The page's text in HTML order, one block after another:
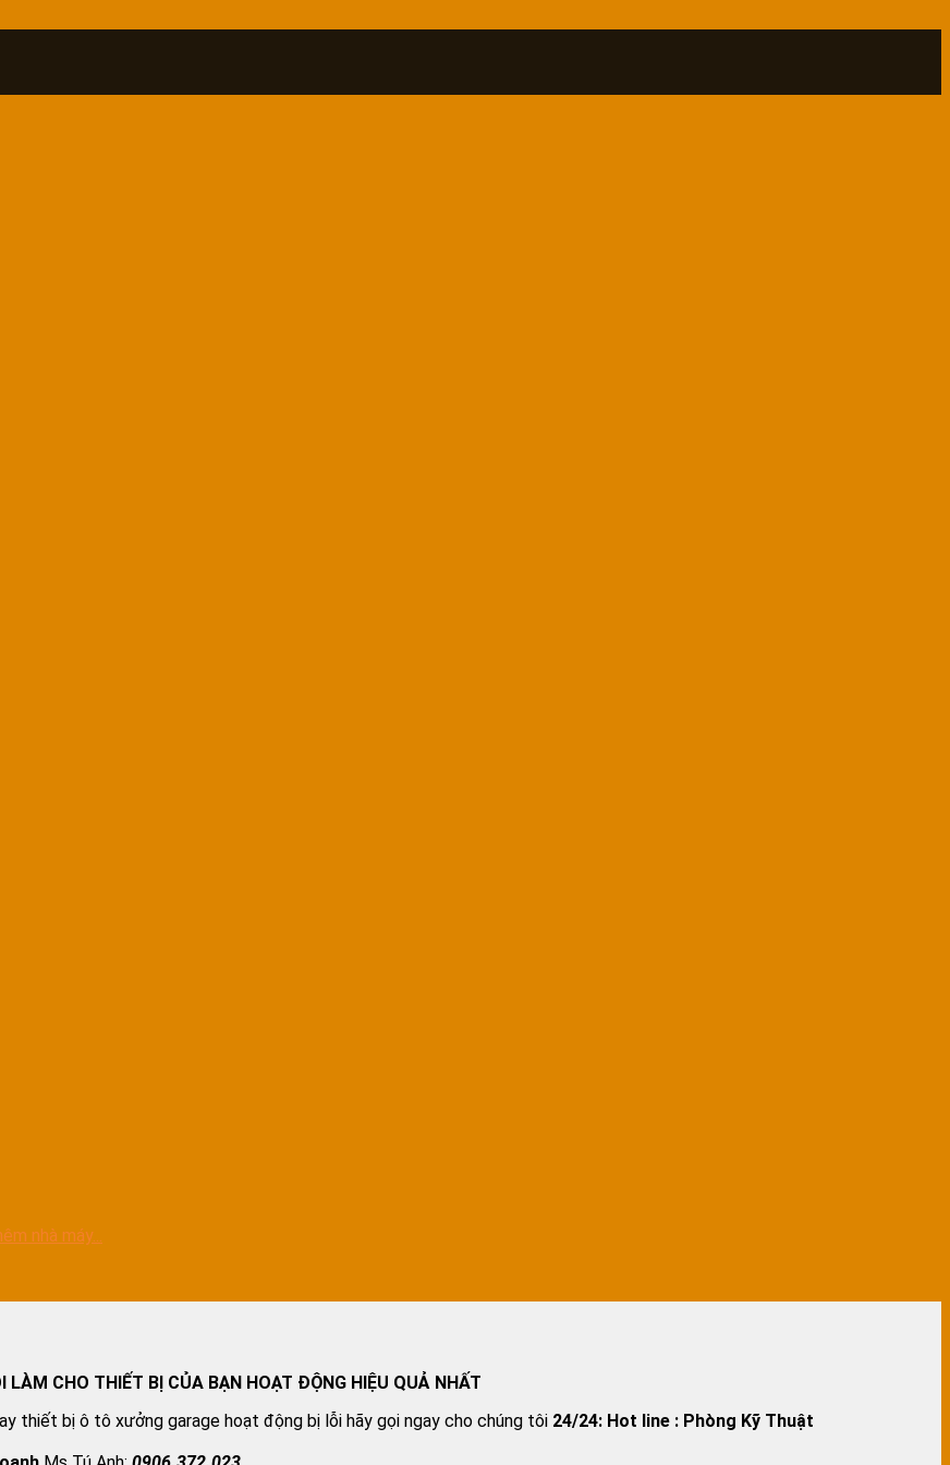
nhà máy...
LÀM CHO THIẾT BỊ CỦA BẠN HOẠT ĐỘNG HIỆU QUẢ NHẤT
thiết bị ô tô xưởng garage hoạt động bị lỗi hãy gọi ngay cho chúng tôi 24/24: Hot line : Phòng Kỹ Thuật